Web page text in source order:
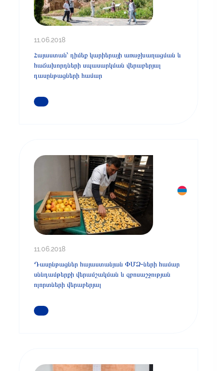
11.06.2018
Հայաստան՝ դիմեք կարիերայի առաջխաղացման և
հաճախորդների սպասարկման վերաբերյալ
դասընթացների համար
ԿԱՐԴԱՑԵՔ ԱՎԵԼԻՆ
11.06.2018
Դասընթացներ հայաստանյան ՓՄՁ-ների համար
սննդամթերքի վերամշակման և զբոսաշջության
ոլորտների վերաբերյալ
ԿԱՐԴԱՑԵՔ ԱՎԵԼԻՆ